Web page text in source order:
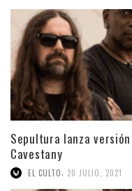
Sepultura lanza versión
Cavestany
EL CULTO 20 JULIO, 2021